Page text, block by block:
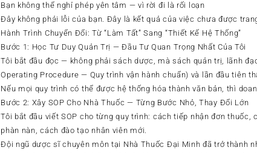
Bạn không thể nghỉ phép yên tâm — vì rời đi là rối loạn
Đây không phải lỗi của bạn. Đây là kết quả của việc chưa được
Hành Trình Chuyển Đổi: Từ “Làm Tất” Sang “Thiết Kế Hệ Thống”
Bước 1: Học Tư Duy Quản Trị — Đầu Tư Quan Trọng Nhất Của Tôi
Tôi bắt đầu đọc — không phải sách dược, mà sách quản trị, lãnh
Operating Procedure — Quy trình vận hành chuẩn) và lần đầu tiên
Nếu mọi quy trình có thể được hệ thống hóa thành văn bản, thì
Bước 2: Xây SOP Cho Nhà Thuốc — Từng Bước Nhỏ, Thay Đổi Lớn
Tôi bắt đầu viết SOP cho từng quy trình: cách tiếp nhận đơn
phàn nàn, cách đào tạo nhân viên mới.
Đội ngũ dược sĩ chuyên môn tại Nhà Thuốc Đại Minh đã trở thành